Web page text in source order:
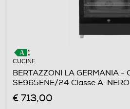
CUCINE
BERTAZZONI LA GERMANIA -
SE965ENE/24 Classe A-NERO
€ 713,00